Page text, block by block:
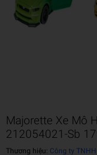
Majorette Xe Mô
212054021-Sb
Thương hiệu: Công ty